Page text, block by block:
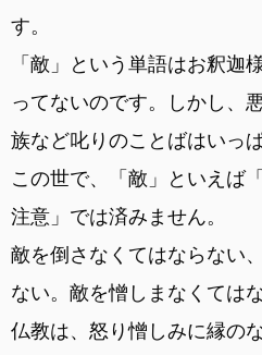
す。
「敵」という単語はお釈迦
ってないのです。しかし、
族など叱りのことばはいっ
この世で、「敵」といえば
注意」では済みません。
敵を倒さなくてはならない
ない。敵を憎しまなくては
仏教は、怒り憎しみに縁の